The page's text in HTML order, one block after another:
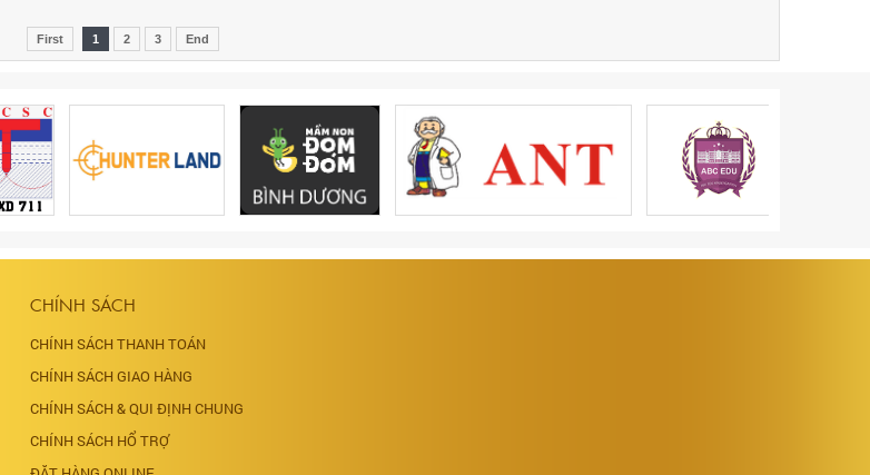
First 1 2 3 End
CHÍNH SÁCH
CHÍNH SÁCH THANH TOÁN
CHÍNH SÁCH GIAO HÀNG
CHÍNH SÁCH & QUI ĐỊNH CHUNG
CHÍNH SÁCH HỔ TRỢ